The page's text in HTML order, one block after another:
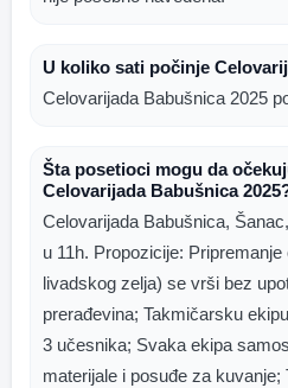
U koliko sati počinje
Celovarijada Babušnica 2025
Šta posetioci mogu da
Celovarijada Babušnica
Celovarijada Babušnica,
u 11h. Propozicije:
livadskog zelja) se vrši bez
prerađevina; Takmičarsku
3 učesnika; Svaka ekipa
materijale i posuđe za kuvanje;